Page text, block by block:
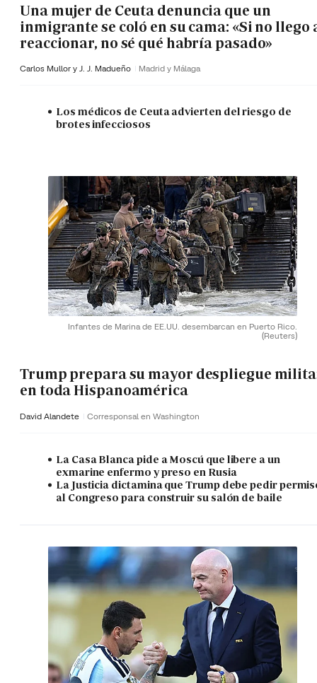
Una mujer de Ceuta denuncia que un
inmigrante se coló en su cama: «Si no llego
reaccionar, no sé qué habría pasado»
Carlos Mullor y J. J. Madueño Madrid y Málaga
Los médicos de Ceuta advierten del riesgo de
brotes infecciosos
Infantes de Marina de EE.UU. desembarcan en Puerto Rico.
(Reuters)
Trump prepara su mayor despliegue
en toda Hispanoamérica
David Alandete Corresponsal en Washington
La Casa Blanca pide a Moscú que libere a un
exmarine enfermo y preso en Rusia
La Justicia dictamina que Trump debe pedir
al Congreso para construir su salón de baile